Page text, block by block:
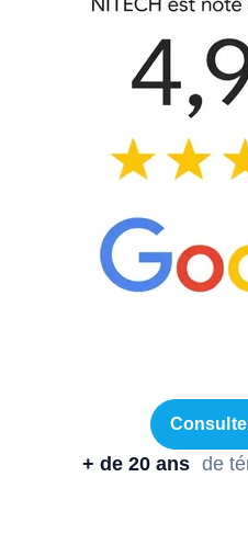
+ de 20 ans de